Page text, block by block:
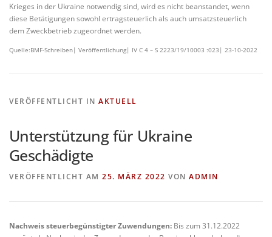
Krieges in der Ukraine notwendig sind, wird es nicht beanstandet, wenn
diese Betätigungen sowohl ertragsteuerlich als auch umsatzsteuerlich
dem Zweckbetrieb zugeordnet werden.
Quelle:BMF-Schreiben| Veröffentlichung| IV C 4 – S 2223/19/10003 :023| 23-10-2022
VERÖFFENTLICHT IN AKTUELL
Unterstützung für Ukraine
Geschädigte
VERÖFFENTLICHT AM 25. MÄRZ 2022 VON ADMIN
Nachweis steuerbegünstigter Zuwendungen: Bis zum 31.12.2022